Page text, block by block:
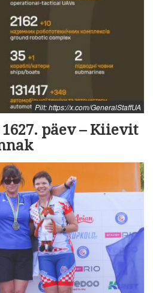
Pilt: https://x.com/GeneralStaffUA
päev – Kiievit